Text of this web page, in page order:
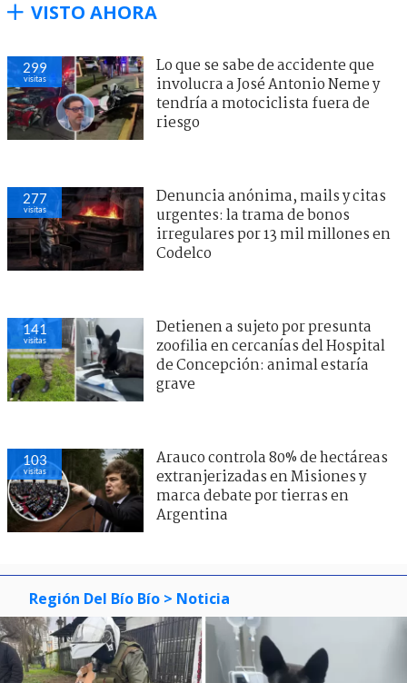
VISTO AHORA
299
visitas
Lo que se sabe de accidente que
involucra a José Antonio Neme y
tendría a motociclista fuera de
riesgo
277
visitas
Denuncia anónima, mails y citas
urgentes: la trama de bonos
irregulares por 13 mil millones en
Codelco
141
visitas
Detienen a sujeto por presunta
zoofilia en cercanías del Hospital
de Concepción: animal estaría
grave
103
visitas
Arauco controla 80% de hectáreas
extranjerizadas en Misiones y
marca debate por tierras en
Argentina
Región Del Bío Bío > Noticia